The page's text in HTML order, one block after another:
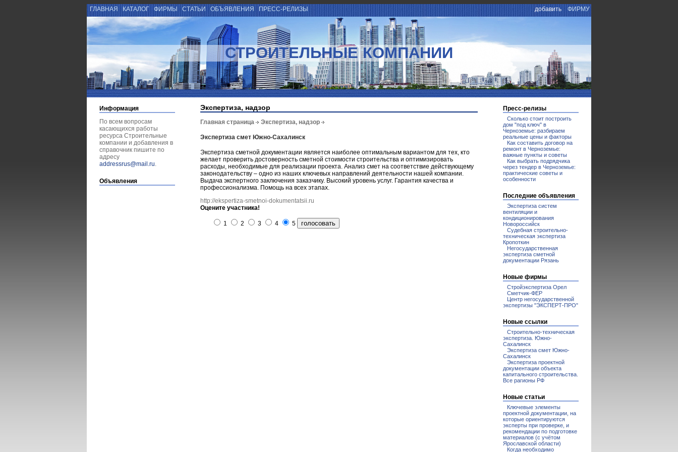
ГЛАВНАЯ КАТАЛОГ ФИРМЫ СТАТЬИ ОБЪЯВЛЕНИЯ ПРЕСС-РЕЛИЗЫ добавить ФИРМУ
СТРОИТЕЛЬНЫЕ КОМПАНИИ
Информация
По всем вопросам
касающихся работы
ресурса Строительные
компании и добавления в
справочник пишите по
адресу
addressrus@mail.ru.
Объявления
Экспертиза, надзор
Главная страница Экспертиза, надзор
Экспертиза смет Южно-Сахалинск
Экспертиза сметной документации является наиболее оптимальным вариантом для тех, кто
желает проверить достоверность сметной стоимости строительства и оптимизировать
расходы, необходимые для реализации проекта. Анализ смет на соответствие действующему
законодательству – одно из наших ключевых направлений деятельности нашей компании.
Выдача экспертного заключения заказчику. Высокий уровень услуг. Гарантия качества и
профессионализма. Помощь на всех этапах.
http://ekspertiza-smetnoi-dokumentatsii.ru
Оцените участника!
1 2 3 4 5
Пресс-релизы
Сколько стоит построить
дом "под ключ" в
Черноземье: разбираем
реальные цены и факторы
Как составить договор на
ремонт в Черноземье:
важные пункты и советы
Как выбрать подрядчика
через тендер в Черноземье:
практические советы и
особенности
Последние объявления
Экспертиза систем
вентиляции и
кондиционирования
Новороссийск
Судебная строительно-
техническая экспертиза
Кропоткин
Негосударственная
экспертиза сметной
документации Рязань
Новые фирмы
Стройэкспертиза Орел
Сметчик-ФЕР
Центр негосударственной
экспертизы "ЭКСПЕРТ-ПРО"
Новые ссылки
Строительно-техническая
экспертиза. Южно-
Сахалинск
Экспертиза смет Южно-
Сахалинск
Экспертиза проектной
документации объекта
капитального строительства.
Все рагионы РФ
Новые статьи
Ключевые элементы
проектной документации, на
которые ориентируются
эксперты при проверке, и
рекомендации по подготовке
материалов (с учётом
Ярославской области)
Когда необходимо